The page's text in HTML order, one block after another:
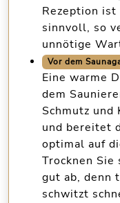
Rezeption ist
sinnvoll, so
unnötige
Vor dem
Eine warme
dem
Schmutz
und bereitet
optimal auf
Trocknen Sie
gut ab, denn
schwitzt